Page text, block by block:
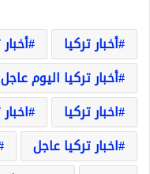
أخبار تركيا
أخبار تركيا اليوم عاجل
اخبار تركيا
اخبار تركيا عاجل